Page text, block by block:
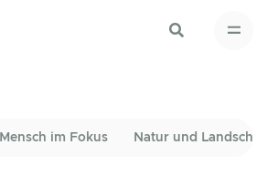
Mensch im Fokus Natur und